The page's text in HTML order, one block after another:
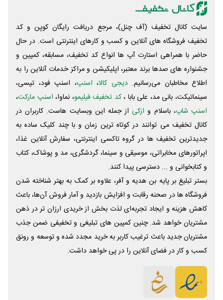
سایت کانال تخفیف (آف چنل)، مرجع دریافت رایگان کوپن و کد
تخفیف فروشگاه های آنلاین و کسب و‌ کارهای اینترنتی است. در حال
حاضر با همراهی استارت آپ ها انواع کد تخفیف، مسابقه، کمپین و
جشنواره های صدها برند معتبر، اپلیکیشن و مراکز خدمات آنلاین را به
اطلاع مخاطبان می‌رسانیم. دیجی کالا، اسنپ، اسنپ فود، تپسی،
سینماتیکت، بانی مد، علی‌ بابا ،کد تخفیف فیلیمو، نماوا، اسنپ مارکت،
اسنپ شاپ، باسلام و ازکی از جمله این وبسایت ‌هاست. کاربران در
کانال تخفیف می توانند در کوتاه ترین زمان و با چند کلیک ساده به
جدیدترین تخفیف ها در گروه تاکسی اینترنتی، سفارش آنلاین غذا،
اپراتورهای مخابراتی، موسیقی و سینما، گردشگری، مد و پوشاک، کتاب
و کتابخوانی و ... دسترسی پیدا کنند.
بستر تبلیغ بر پایه بن هدیه و آفر، علاوه بر کمک به بهتر شناخته شدن
فروشگاه ها در صحنه رقابت و افزایش بازدید و آمار فروش آن‌ها، باعث
کاهش هزینه و ایجاد تجربه‌ای لذت بخش از خریدی ارزان تر در ذهن
مشتریان خواهد شد. چنین کمپین های تبلیغی و تخفیفی ضمن جذب
مشتریان جدید باعث ترغیب کاربر به خرید مجدد شده و توسعه و رونق
کسب و کار در فضای آنلاین را در پی خواهد داشت.